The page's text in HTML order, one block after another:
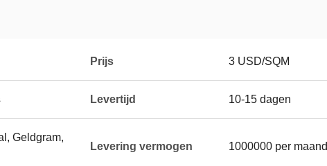
Prijs 3 USD/SQM
Levertijd 10-15 dagen
Geldgram,
Levering vermogen 1000000 per maand